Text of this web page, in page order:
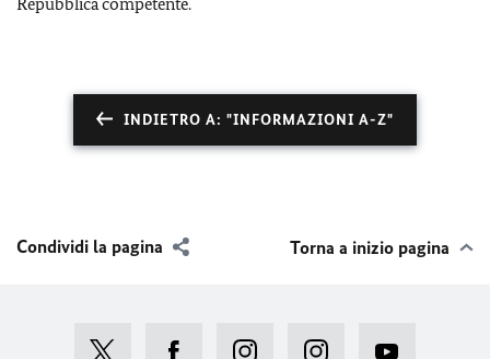
INDIETRO A: "INFORMAZIONI A-Z"
Condividi la pagina Torna a inizio pagina